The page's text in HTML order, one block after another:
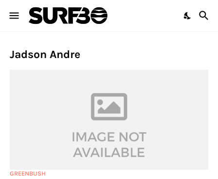
Jadson Andre
GREENBUSH